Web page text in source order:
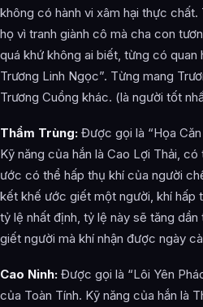
không có hành vi xâm hại thực
họ vì tranh giành cô mà cha con
quá khứ không ai biết, từng có
Trương Linh Ngọc”. Từng mang
Trương Cuồng khác. (là người tốt
Thẩm Trùng: Được gọi là “Họa
Kỹ năng của hắn là Cao Lợi Thải,
ước có thể hấp thụ khí của người
kết khế ước giết một người, khí
tỷ lệ nhất định, tỷ lệ này sẽ tăng
giết người mà khí nhận được ngày
Cao Ninh: Được gọi là “Lôi Yên
của Toàn Tính. Kỹ năng của hắn là